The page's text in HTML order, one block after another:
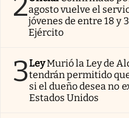
agosto vuelve el
jóvenes de entre 18 y
Ejército
3LeyMurió la Ley de
tendrán permitido
si el dueño desea no
Estados Unidos